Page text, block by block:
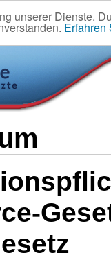
unserer Dienste.
Erfahren